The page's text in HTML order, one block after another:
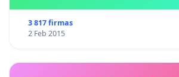
3 817 firmas
2 Feb 2015